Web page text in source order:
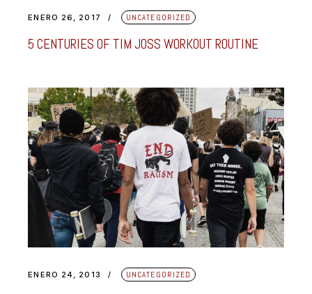
ENERO 26, 2017 UNCATEGORIZED
5 CENTURIES OF TIM JOSS WORKOUT ROUTINE
ENERO 24, 2013 UNCATEGORIZED